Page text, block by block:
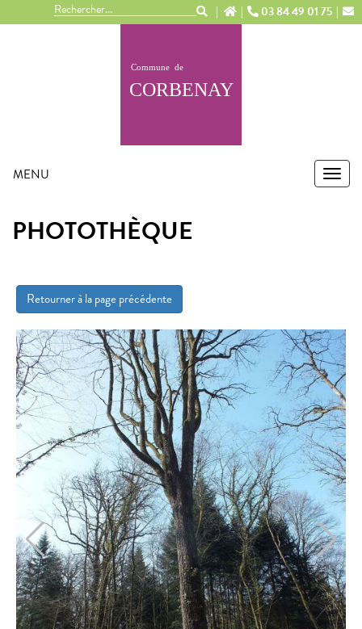
03 84 49 01 75
MENU
PHOTOTHÈQUE
Retourner à la page précédente
Panneau de gestion des cookies